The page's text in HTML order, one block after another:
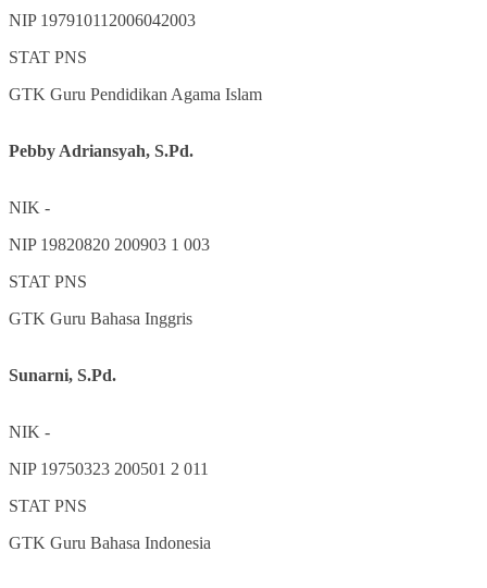
NIP 197910112006042003
STAT PNS
GTK Guru Pendidikan Agama Islam
Pebby Adriansyah, S.Pd.
NIK -
NIP 19820820 200903 1 003
STAT PNS
GTK Guru Bahasa Inggris
Sunarni, S.Pd.
NIK -
NIP 19750323 200501 2 011
STAT PNS
GTK Guru Bahasa Indonesia